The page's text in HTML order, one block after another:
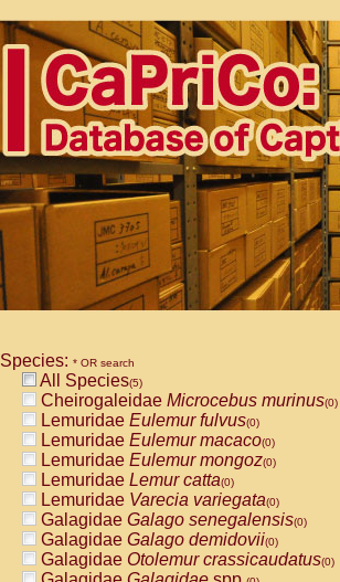
Species: * OR search
All Species(5)
Cheirogaleidae Microcebus murinus(0)
Lemuridae Eulemur fulvus(0)
Lemuridae Eulemur macaco(0)
Lemuridae Eulemur mongoz(0)
Lemuridae Lemur catta(0)
Lemuridae Varecia variegata(0)
Galagidae Galago senegalensis(0)
Galagidae Galago demidovii(0)
Galagidae Otolemur crassicaudatus(0)